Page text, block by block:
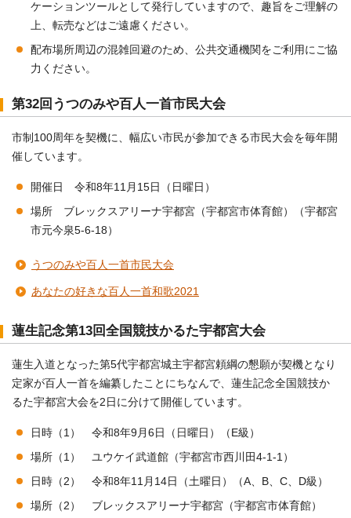
ケーションツールとして発行していますので、趣旨をご理解の
上、転売などはご遠慮ください。
配布場所周辺の混雑回避のため、公共交通機関をご利用にご協
力ください。
第32回うつのみや百人一首市民大会
市制100周年を契機に、幅広い市民が参加できる市民大会を毎年開
催しています。
開催日 令和8年11月15日（日曜日）
場所 ブレックスアリーナ宇都宮（宇都宮市体育館）（宇都宮
市元今泉5-6-18）
うつのみや百人一首市民大会
あなたの好きな百人一首和歌2021
蓮生記念第13回全国競技かるた宇都宮大会
蓮生入道となった第5代宇都宮城主宇都宮頼綱の懇願が契機となり
定家が百人一首を編纂したことにちなんで、蓮生記念全国競技か
るた宇都宮大会を2日に分けて開催しています。
日時（1） 令和8年9月6日（日曜日）（E級）
場所（1） ユウケイ武道館（宇都宮市西川田4-1-1）
日時（2） 令和8年11月14日（土曜日）（A、B、C、D級）
場所（2） ブレックスアリーナ宇都宮（宇都宮市体育館）